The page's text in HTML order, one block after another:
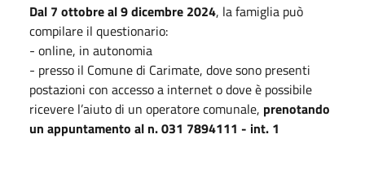
Dal 7 ottobre al 9 dicembre 2024, la famiglia può
compilare il questionario:
- online, in autonomia
- presso il Comune di Carimate, dove sono presenti
postazioni con accesso a internet o dove è possibile
ricevere l’aiuto di un operatore comunale, prenotando
un appuntamento al n. 031 7894111 - int. 1